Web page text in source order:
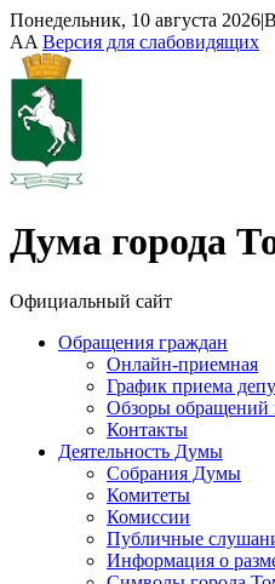
Понедельник, 10 августа 2026|
AA Версия для слабовидящих
Дума города
Официальный сайт
Обращения граждан
Онлайн-приемная
График приема
Обзоры обращений
Контакты
Деятельность Думы
Собрания Думы
Комитеты
Комиссии
Публичные
Информация о